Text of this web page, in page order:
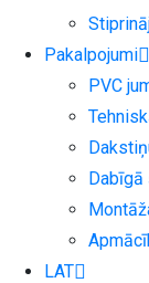
Pakalpojumi
PVC
Dabīgā
LAT